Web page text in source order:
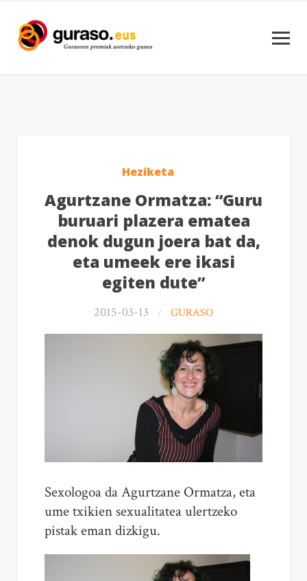
Heziketa
Agurtzane Ormatza: “Guru
buruari plazera ematea
denok dugun joera bat da,
eta umeek ere ikasi
egiten dute”
2015-03-13 GURASO
Sexologoa da Agurtzane Ormatza, eta
ume txikien sexualitatea ulertzeko
pistak eman dizkigu.